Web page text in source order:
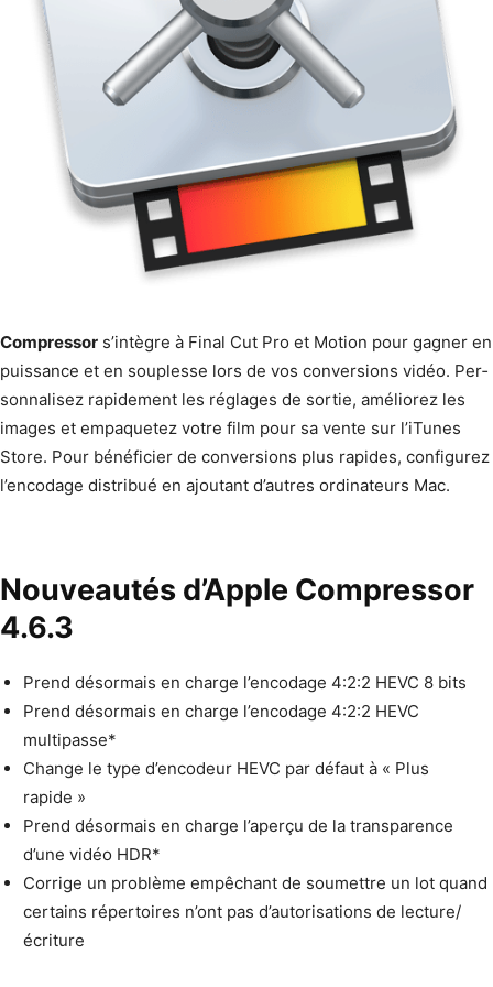
Com­pres­sor s’intègre à Final Cut Pro et Motion pour gag­n­er en
puis­sance et en sou­p­lesse lors de vos con­ver­sions vidéo. Per­
son­nalisez rapi­de­ment les réglages de sor­tie, améliorez les
images et empa­que­tez votre film pour sa vente sur l’iTunes
Store. Pour béné­fici­er de con­ver­sions plus rapi­des, con­fig­urez
l’encodage dis­tribué en ajoutant d’autres ordi­na­teurs Mac.
Nouveautés d’Apple Compressor
4.6.3
Prend désor­mais en charge l’encodage 4:2:2 HEVC 8 bits
Prend désor­mais en charge l’encodage 4:2:2 HEVC
multipasse*
Change le type d’encodeur HEVC par défaut à « Plus
rapide »
Prend désor­mais en charge l’aperçu de la trans­parence
d’une vidéo HDR*
Cor­rige un prob­lème empêchant de soumet­tre un lot quand
cer­tains réper­toires n’ont pas d’autorisations de lecture/
écriture